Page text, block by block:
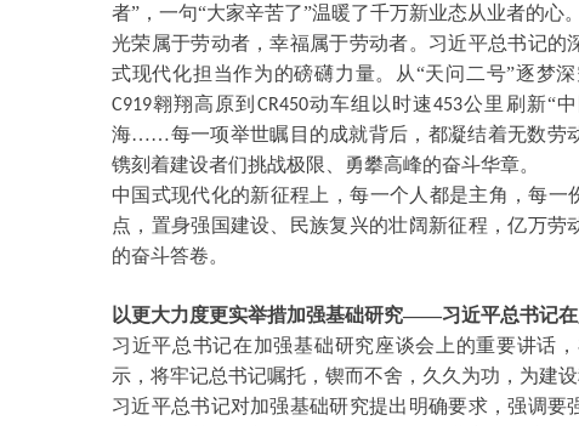
者”，一句“大家辛苦了”温暖了千万新业态从业者的心。
光荣属于劳动者，幸福属于劳动者。习近平总书记
式现代化担当作为的磅礴力量。从“天问二号”逐梦
C919翱翔高原到 CR450动车组以时速453公里刷新“
海……每一项举世瞩目的成就背后，都凝结着无数劳
镌刻着建设者们挑战极限、勇攀高峰的奋斗华章。
中国式现代化的新征程上，每一个人都是主角，每一
点，置身强国建设、民族复兴的壮阔新征程，亿万
的奋斗答卷。
以更大力度更实举措加强基础研究——习近平总书记在
习近平总书记在加强基础研究座谈会上的重要讲话
示，将牢记总书记嘱托，锲而不舍，久久为功，为建设
习近平总书记对加强基础研究提出明确要求，强调要